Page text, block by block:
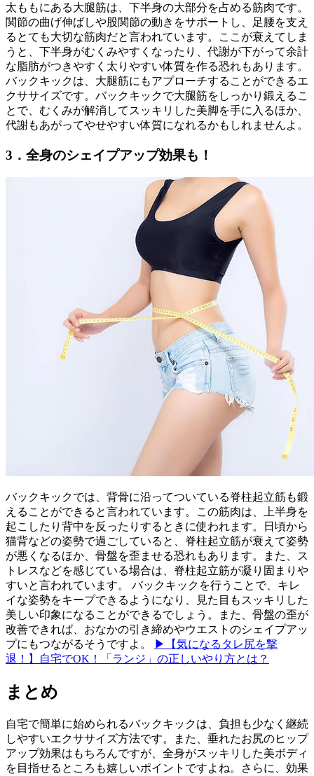
太ももにある大腿筋は、下半身の大部分を占める筋肉です。
関節の曲げ伸ばしや股関節の動きをサポートし、足腰を支え
るとても大切な筋肉だと言われています。ここが衰えてしま
うと、下半身がむくみやすくなったり、代謝が下がって余計
な脂肪がつきやすく太りやすい体質を作る恐れもあります。
バックキックは、大腿筋にもアプローチすることができるエ
クササイズです。バックキックで大腿筋をしっかり鍛えるこ
とで、むくみが解消してスッキリした美脚を手に入るほか、
代謝もあがってやせやすい体質になれるかもしれませんよ。
3．全身のシェイプアップ効果も！
バックキックでは、背骨に沿ってついている脊柱起立筋も鍛
えることができると言われています。この筋肉は、上半身を
起こしたり背中を反ったりするときに使われます。日頃から
猫背などの姿勢で過ごしていると、脊柱起立筋が衰えて姿勢
が悪くなるほか、骨盤を歪ませる恐れもあります。また、ス
トレスなどを感じている場合は、脊柱起立筋が凝り固まりや
すいと言われています。 バックキックを行うことで、キレ
イな姿勢をキープできるようになり、見た目もスッキリした
美しい印象になることができるでしょう。また、骨盤の歪が
改善できれば、おなかの引き締めやウエストのシェイプアッ
プにもつながるそうですよ。
▶【気になるタレ尻を撃
退！】自宅でOK！「ランジ」の正しいやり方とは？
まとめ
自宅で簡単に始められるバックキックは、負担も少なく継続
しやすいエクササイズ方法です。また、垂れたお尻のヒップ
アップ効果はもちろんですが、全身がスッキリした美ボディ
を目指せるところも嬉しいポイントですよね。さらに、効果